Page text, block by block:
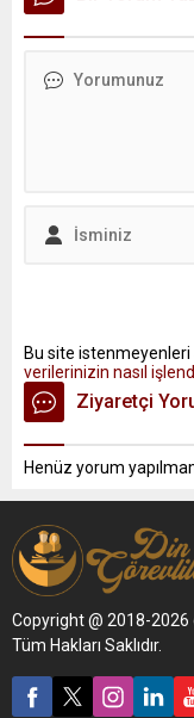
Bu site
verilerinizin nasıl
Ziyaretçi
Henüz yorum
Copyright @ 2018-
Tüm Hakları Saklıdır.